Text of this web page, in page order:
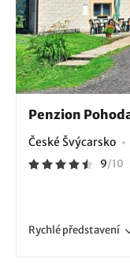
Penzion
České Švýcarsko
9/10
Rychlépředstavení